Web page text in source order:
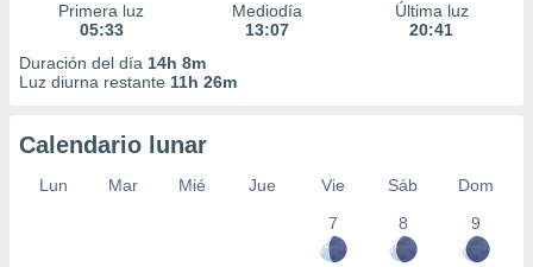
Primera luz
05:33
Mediodía
13:07
Última luz
20:41
Duración del día 14h 8m
Luz diurna restante 11h 26m
Calendario lunar
Lun Mar Mié Jue Vie Sáb
Dom
7
8 9